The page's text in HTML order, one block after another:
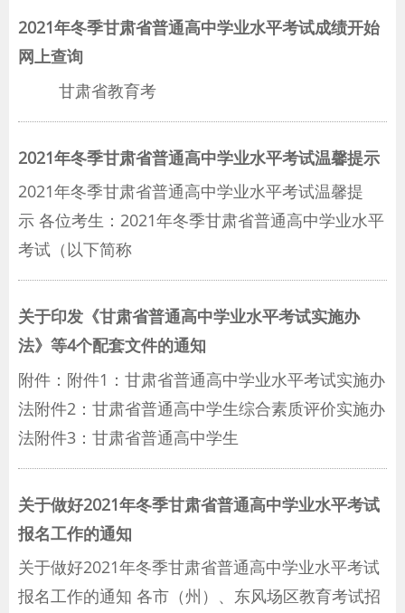
2021年冬季甘肃省普通高中学业水平考试成绩开始
网上查询
甘肃省教育考
2021年冬季甘肃省普通高中学业水平考试温馨提示
2021年冬季甘肃省普通高中学业水平考试温馨提
示 各位考生：2021年冬季甘肃省普通高中学业水平
考试（以下简称
关于印发《甘肃省普通高中学业水平考试实施办
法》等4个配套文件的通知
附件：附件1：甘肃省普通高中学业水平考试实施办
法附件2：甘肃省普通高中学生综合素质评价实施办
法附件3：甘肃省普通高中学生
关于做好2021年冬季甘肃省普通高中学业水平考试
报名工作的通知
关于做好2021年冬季甘肃省普通高中学业水平考试
报名工作的通知 各市（州）、东风场区教育考试招